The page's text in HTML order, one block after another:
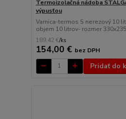
Termoizolačná nádoba
výpusťou
Varnica-termos S nerezový 10
objem 10 litrov- rozmer
189,42 €/ks
154,00 € bez DPH
Pridať do